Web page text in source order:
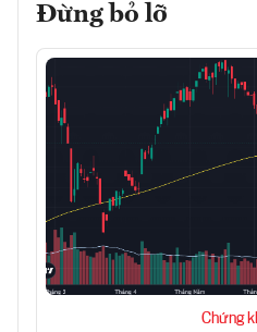
Đừng bỏ lỡ
Chứng